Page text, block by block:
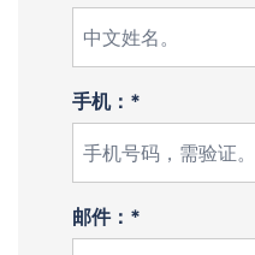
手机：*
邮件：*